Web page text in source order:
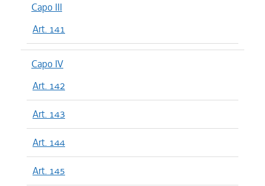
Capo III
Art. 141
Capo IV
Art. 142
Art. 143
Art. 144
Art. 145